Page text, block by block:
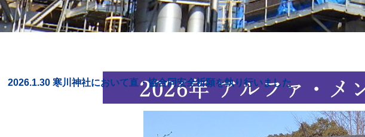
2026.1.30 寒川神社において直・協合同安全祈願を執り行いました